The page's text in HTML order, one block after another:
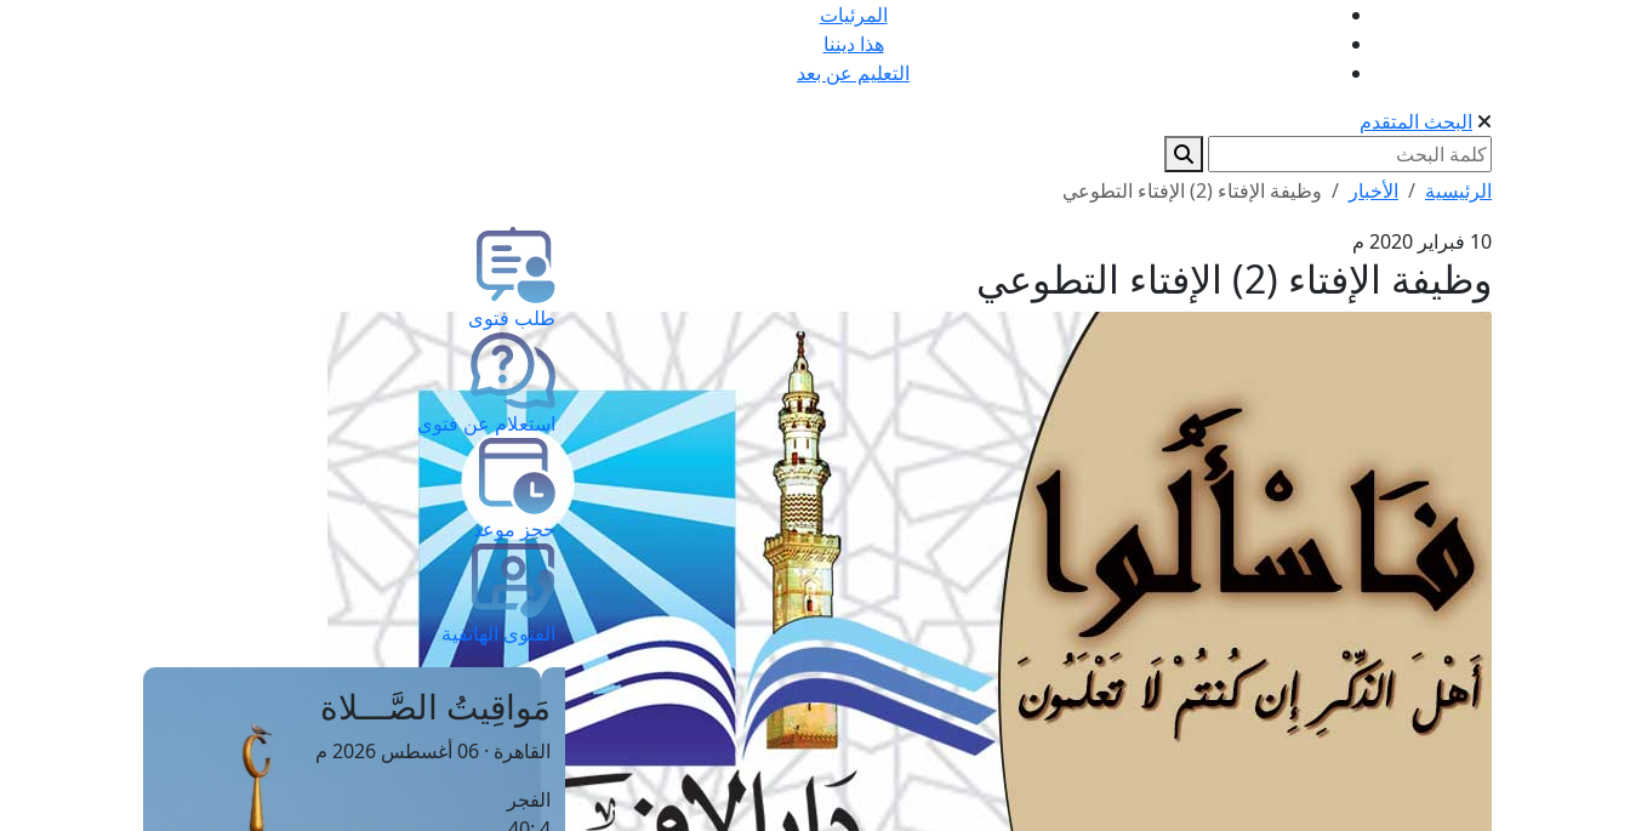
المرئيات
هذا ديننا
التعليم عن بعد
البحث المتقدم
الرئيسية الأخبار
وظيفة الإفتاء (2) الإفتاء التطوعي
10 فبراير 2020 م
وظيفة الإفتاء (2) الإفتاء التطوعي
طلب فتوى
استعلام عن فتوى
حجز موعد
الفتوى الهاتفية
مَواقِيتُ الصَّـــلاة
القاهرة · 06 أغسطس 2026 م
الفجر